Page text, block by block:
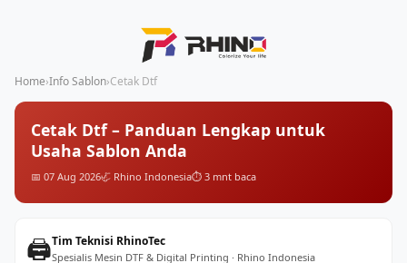
Home›Info Sablon›Cetak Dtf
Cetak Dtf – Panduan Lengkap untuk
Usaha Sablon Anda
📅 07 Aug 2026🦏 Rhino Indonesia⏱️ 3 mnt baca
🖨️Tim Teknisi RhinoTec
Spesialis Mesin DTF & Digital Printing · Rhino Indonesia